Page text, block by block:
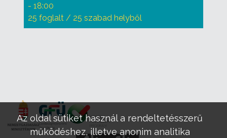
- 18:00
25 foglalt / 25 szabad helyből
Az oldal sütiket használ a rendeltetésszerű
működéshez, illetve anonim analitika